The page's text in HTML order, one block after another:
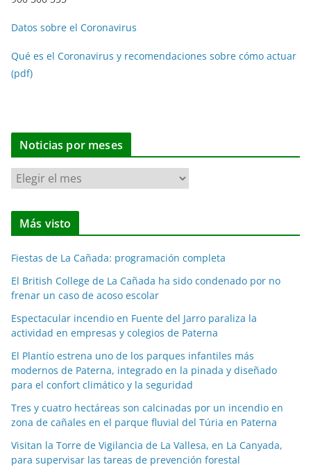
Datos sobre el Coronavirus
Qué es el Coronavirus y recomendaciones sobre cómo actuar
(pdf)
Noticias por meses
N
o
t
i
a
s
p
o
m
e
e
Más visto
Fiestas de La Cañada: programación completa
El British College de La Cañada ha sido condenado por no
frenar un caso de acoso escolar
Espectacular incendio en Fuente del Jarro paraliza la
actividad en empresas y colegios de Paterna
El Plantío estrena uno de los parques infantiles más
modernos de Paterna, integrado en la pinada y diseñado
para el confort climático y la seguridad
Tres y cuatro hectáreas son calcinadas por un incendio en
zona de cañales en el parque fluvial del Túria en Paterna
Visitan la Torre de Vigilancia de La Vallesa, en La Canyada,
para supervisar las tareas de prevención forestal